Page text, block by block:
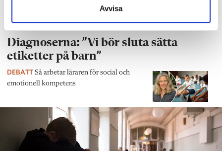
Avvisa
hitta ditt första jobb till skolavslutningen.
Diagnoserna: ”Vi bör sluta sätta
etiketter på barn”
DEBATT Så arbetar läraren för social och
emotionell kompetens